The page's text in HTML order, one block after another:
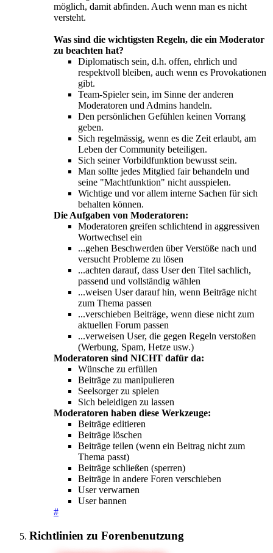
möglich, damit abfinden. Auch wenn man es nicht
versteht.
Was sind die wichtigsten Regeln, die ein Moderator
zu beachten hat?
Diplomatisch sein, d.h. offen, ehrlich und
respektvoll bleiben, auch wenn es Provokationen
gibt.
Team-Spieler sein, im Sinne der anderen
Moderatoren und Admins handeln.
Den persönlichen Gefühlen keinen Vorrang
geben.
Sich regelmässig, wenn es die Zeit erlaubt, am
Leben der Community beteiligen.
Sich seiner Vorbildfunktion bewusst sein.
Man sollte jedes Mitglied fair behandeln und
seine "Machtfunktion" nicht ausspielen.
Wichtige und vor allem interne Sachen für sich
behalten können.
Die Aufgaben von Moderatoren:
Moderatoren greifen schlichtend in aggressiven
Wortwechsel ein
...gehen Beschwerden über Verstöße nach und
versucht Probleme zu lösen
...achten darauf, dass User den Titel sachlich,
passend und vollständig wählen
...weisen User darauf hin, wenn Beiträge nicht
zum Thema passen
...verschieben Beiträge, wenn diese nicht zum
aktuellen Forum passen
...verweisen User, die gegen Regeln verstoßen
(Werbung, Spam, Hetze usw.)
Moderatoren sind NICHT dafür da:
Wünsche zu erfüllen
Beiträge zu manipulieren
Seelsorger zu spielen
Sich beleidigen zu lassen
Moderatoren haben diese Werkzeuge:
Beiträge editieren
Beiträge löschen
Beiträge teilen (wenn ein Beitrag nicht zum
Thema passt)
Beiträge schließen (sperren)
Beiträge in andere Foren verschieben
User verwarnen
User bannen
#
Richtlinien zu Forenbenutzung